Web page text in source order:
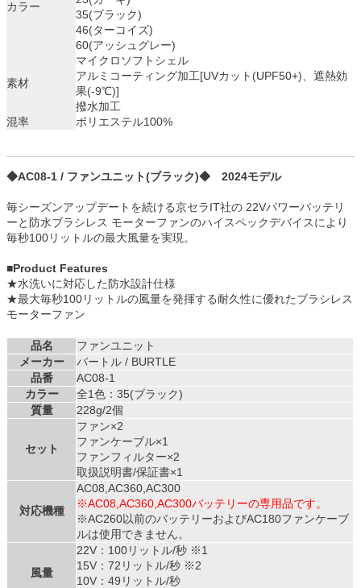
カラー
35(ブラック)
46(ターコイズ)
60(アッシュグレー)
素材
マイクロソフトシェル
アルミコーティング加工[UVカット(UPF50+)、遮熱効
果(-9℃)]
撥水加工
混率
ポリエステル100%
◆AC08-1 / ファンユニット(ブラック)◆ 2024モデル
毎シーズンアップデートを続ける京セラIT社の 22Vパワーバッテリ
ーと防水ブラシレス モーターファンのハイスペックデバイスにより
毎秒100リットルの最大風量を実現。
■Product Features
★水洗いに対応した防水設計仕様
★最大毎秒100リットルの風量を発揮する耐久性に優れたブラシレス
モーターファン
品名
ファンユニット
メーカー
バートル / BURTLE
品番
AC08-1
カラー
全1色：35(ブラック)
質量
228g/2個
セット
ファン×2
ファンケーブル×1
ファンフィルター×2
取扱説明書/保証書×1
対応機種
AC08,AC360,AC300
※AC08,AC360,AC300バッテリーの専用品です。
※AC260以前のバッテリーおよびAC180ファンケーブ
ルは使用できません。
風量
22V：100リットル/秒 ※1
15V：72リットル/秒 ※2
10V：49リットル/秒